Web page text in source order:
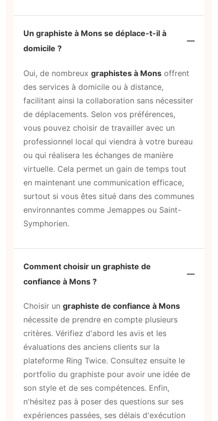
Un graphiste à Mons se déplace-t-il à
domicile ?
Oui, de nombreux graphistes à Mons offrent
des services à domicile ou à distance,
facilitant ainsi la collaboration sans nécessiter
de déplacements. Selon vos préférences,
vous pouvez choisir de travailler avec un
professionnel local qui viendra à votre bureau
ou qui réalisera les échanges de manière
virtuelle. Cela permet un gain de temps tout
en maintenant une communication efficace,
surtout si vous êtes situé dans des communes
environnantes comme Jemappes ou Saint-
Symphorien.
Comment choisir un graphiste de
confiance à Mons ?
Choisir un graphiste de confiance à Mons
nécessite de prendre en compte plusieurs
critères. Vérifiez d'abord les avis et les
évaluations des anciens clients sur la
plateforme Ring Twice. Consultez ensuite le
portfolio du graphiste pour avoir une idée de
son style et de ses compétences. Enfin,
n'hésitez pas à poser des questions sur ses
expériences passées, ses délais d'exécution